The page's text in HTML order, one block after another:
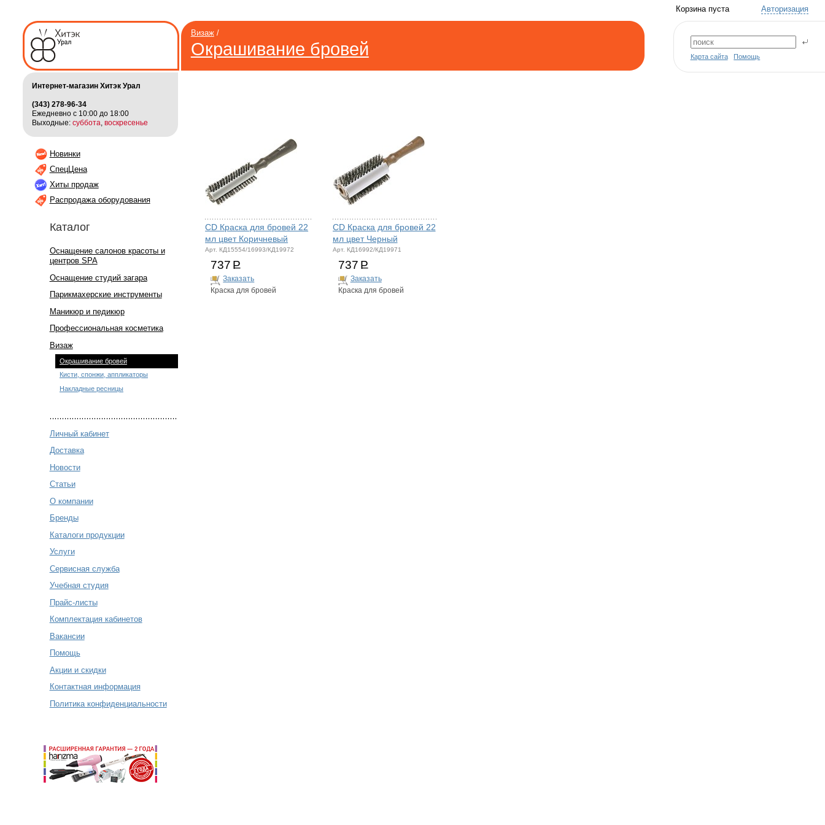
Авторизация
Корзина пуста
Карта сайта Помощь
Визаж/
Окрашивание бровей
Интернет-магазин Хитэк Урал
(343) 278-96-34
Ежедневно с 10:00 до 18:00
Выходные: суббота воскресенье
Новинки
СпецЦена
Хиты продаж
Распродажа оборудования
Каталог
Оснащение салонов красоты и
центров SPA
Оснащение студий загара
Парикмахерские инструменты
Маникюр и педикюр
Профессиональная косметика
Визаж
Окрашивание бровей
Кисти, спонжи, аппликаторы
Накладные ресницы
Личный кабинет
Доставка
Новости
Статьи
О компании
Бренды
Каталоги продукции
Услуги
Сервисная служба
Учебная студия
Прайс-листы
Комплектация кабинетов
Вакансии
Помощь
Акции и скидки
Контактная информация
Политика конфиденциальности
CD Краска для бровей 22
мл цвет Коричневый
Арт. КД15554/16993/КД19972
737 Р
Заказать
Краска для бровей
CD Краска для бровей 22
мл цвет Черный
Арт. КД16992/КД19971
737 Р
Заказать
Краска для бровей